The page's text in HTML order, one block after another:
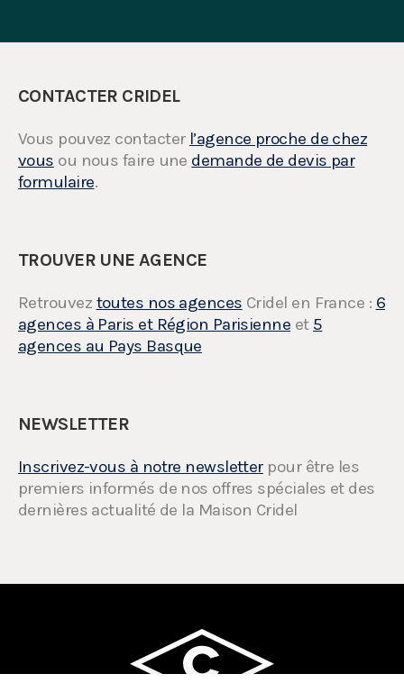
CONTACTER CRIDEL
Vous pouvez contacter l’agence proche de chez
vous ou nous faire une demande de devis par
formulaire.
TROUVER UNE AGENCE
Retrouvez toutes nos agences Cridel en France : 6
agences à Paris et Région Parisienne et 5
agences au Pays Basque
NEWSLETTER
Inscrivez-vous à notre newsletterpour être les
premiers informés de nos offres spéciales et des
dernières actualité de la Maison Cridel